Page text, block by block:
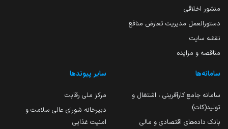
منشور اخلاقی
دستورالعمل مدیریت تعارض منافع
نقشه سایت
مناقصه و مزایده
سامانه‌ها
سامانه جامع کارآفرینی ، اشتغال و
تولید(کات)
بانک داده‌های اقتصادی و مالی
سایر پیوندها
مرکز ملی رقابت
دبیرخانه شورای عالی سلامت و
امنیت غذایی